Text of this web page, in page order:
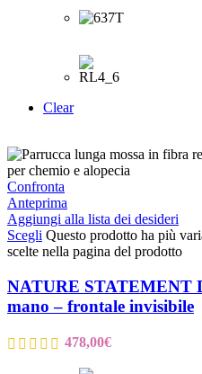
Clear
Confronta
Anteprima
Aggiungi alla lista dei desideri
Scegli Questo prodotto ha più
scelte nella pagina del prodotto
NATURE STATEMENT
mano – frontale invisibile
478,00€